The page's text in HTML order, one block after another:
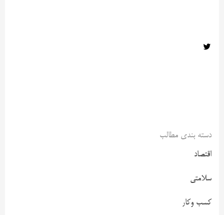
دسته بندی مطالب
اقتصاد
سلامتی
کسب وکار